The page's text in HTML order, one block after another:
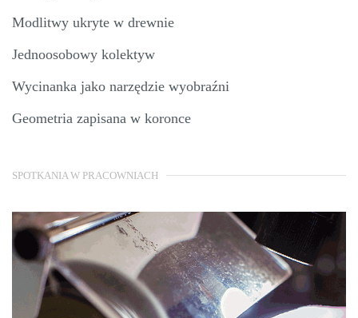
Modlitwy ukryte w drewnie
Jednoosobowy kolektyw
Wycinanka jako narzędzie wyobraźni
Geometria zapisana w koronce
SPOTKANIA W PRACOWNIACH